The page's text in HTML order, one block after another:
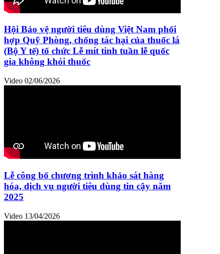
Hội Bảo vệ người tiêu dùng Việt Nam phối
hợp Quỹ Phòng, chống tác hại của thuốc lá
(Bộ Y tế) tổ chức Lễ mít tinh tuần lễ quốc
gia không khói thuốc
Video 02/06/2026
Lễ công bố chương trình khảo sát hàng
hóa, dịch vụ người tiêu dùng tin cậy năm
2025
Video 13/04/2026